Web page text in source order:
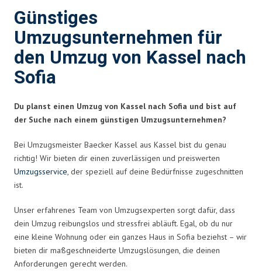
Günstiges
Umzugsunternehmen für
den Umzug von Kassel nach
Sofia
Du planst einen Umzug von Kassel nach Sofia und bist auf
der Suche nach einem günstigen Umzugsunternehmen?
Bei Umzugsmeister Baecker Kassel aus Kassel bist du genau
richtig! Wir bieten dir einen zuverlässigen und preiswerten
Umzugsservice, der speziell auf deine Bedürfnisse zugeschnitten
ist.
Unser erfahrenes Team von Umzugsexperten sorgt dafür, dass
dein Umzug reibungslos und stressfrei abläuft. Egal, ob du nur
eine kleine Wohnung oder ein ganzes Haus in Sofia beziehst – wir
bieten dir maßgeschneiderte Umzugslösungen, die deinen
Anforderungen gerecht werden.